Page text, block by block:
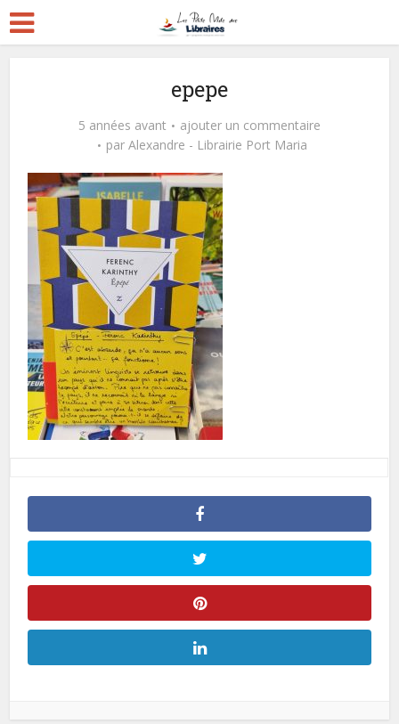
epepe
5 années avant
ajouter un commentaire
par Alexandre - Librairie Port Maria